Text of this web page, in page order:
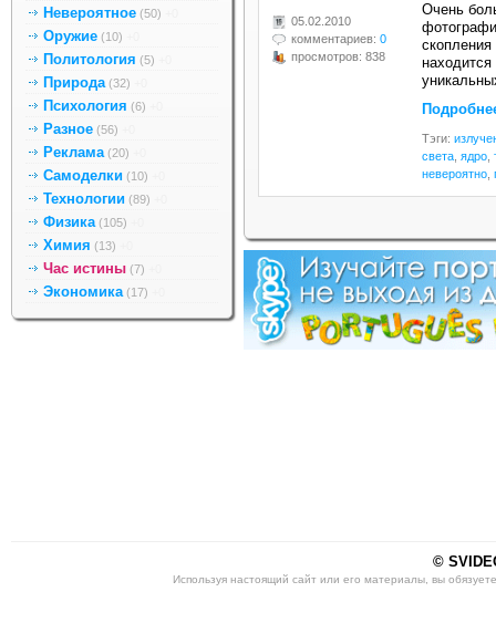
Невероятное (50)
Оружие (10)
Политология (5)
Природа (32)
Психология (6)
Разное (56)
Реклама (20)
Самоделки (10)
Технологии (89)
Физика (105)
Химия (13)
Час истины (7)
Экономика (17)
05.02.2010
комментариев: 0
просмотров: 838
Очень
Тэги:
света ядро
невероятно
©
Используя настоящий сайт или его материалы, вы